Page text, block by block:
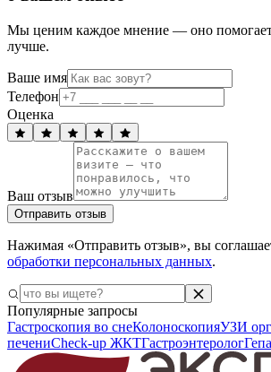
Мы ценим каждое мнение — оно помогает
лучше.
Ваше имя
Телефон
Оценка
Ваш отзыв
Отправить отзыв
Нажимая «Отправить отзыв», вы
обработки персональных данных.
Популярные запросы
Гастроскопия во снеКолоноскопияУЗИ
печениCheck-up ЖКТГастроэнтеролог